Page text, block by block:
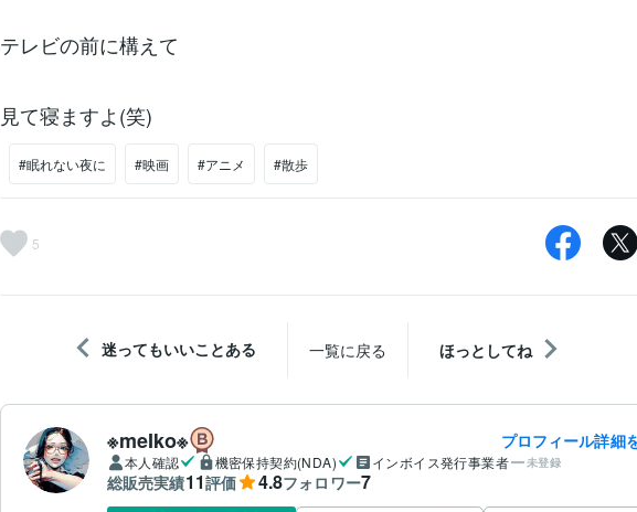
テレビの前に構えて
見て寝ますよ(笑)
#眠れない夜に #映画 #アニメ #散歩
5
迷ってもいいことある 一覧に戻る ほっとしてね
※meIko※ プロフィール詳細
本人確認 機密保持契約(NDA) インボイス発行事業者 未登録
総販売実績11評価 4.8フォロワー7